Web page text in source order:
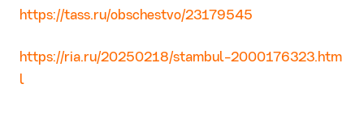
https://tass.ru/obschestvo/23179545
https://ria.ru/20250218/stambul-2000176323.htm
l